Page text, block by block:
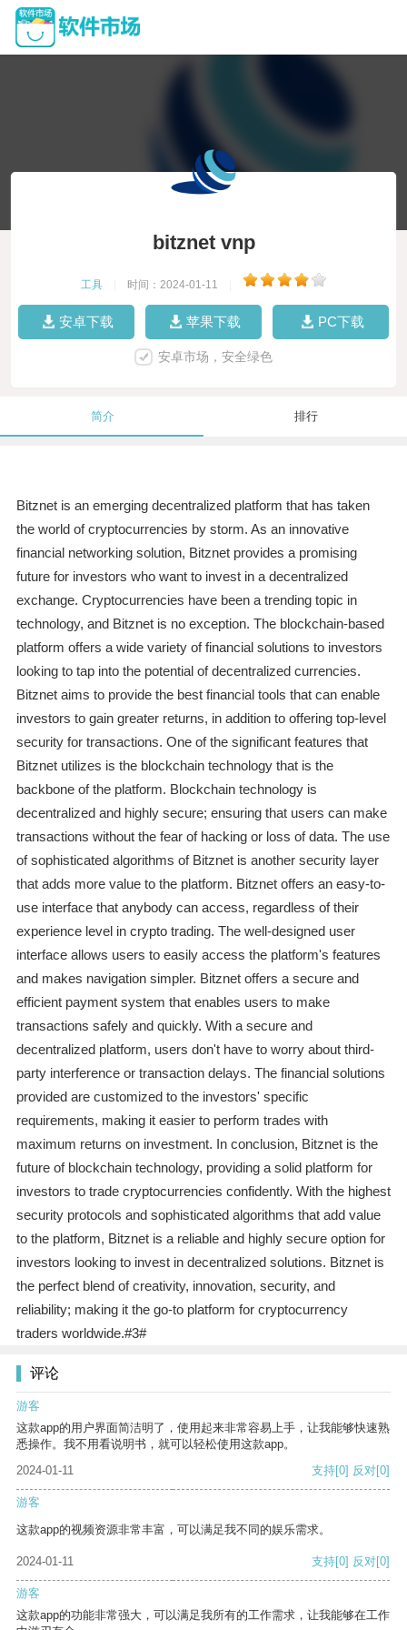
bitznet vnp
工具 时间：2024-01-11
安卓下载 苹果下载 PC下载
安卓市场，安全绿色
简介 排行
Bitznet is an emerging decentralized platform that has taken
the world of cryptocurrencies by storm. As an innovative
financial networking solution, Bitznet provides a promising
future for investors who want to invest in a decentralized
exchange. Cryptocurrencies have been a trending topic in
technology, and Bitznet is no exception. The blockchain-based
platform offers a wide variety of financial solutions to investors
looking to tap into the potential of decentralized currencies.
Bitznet aims to provide the best financial tools that can enable
investors to gain greater returns, in addition to offering top-level
security for transactions. One of the significant features that
Bitznet utilizes is the blockchain technology that is the
backbone of the platform. Blockchain technology is
decentralized and highly secure; ensuring that users can make
transactions without the fear of hacking or loss of data. The use
of sophisticated algorithms of Bitznet is another security layer
that adds more value to the platform. Bitznet offers an easy-to-
use interface that anybody can access, regardless of their
experience level in crypto trading. The well-designed user
interface allows users to easily access the platform's features
and makes navigation simpler. Bitznet offers a secure and
efficient payment system that enables users to make
transactions safely and quickly. With a secure and
decentralized platform, users don't have to worry about third-
party interference or transaction delays. The financial solutions
provided are customized to the investors' specific
requirements, making it easier to perform trades with
maximum returns on investment. In conclusion, Bitznet is the
future of blockchain technology, providing a solid platform for
investors to trade cryptocurrencies confidently. With the highest
security protocols and sophisticated algorithms that add value
to the platform, Bitznet is a reliable and highly secure option for
investors looking to invest in decentralized solutions. Bitznet is
the perfect blend of creativity, innovation, security, and
reliability; making it the go-to platform for cryptocurrency
traders worldwide.#3#
评论
游客
这款app的用户界面简洁明了，使用起来非常容易上手，让我能够快速熟
悉操作。我不用看说明书，就可以轻松使用这款app。
2024-01-11
支持[0] 反对[0]
游客
这款app的视频资源非常丰富，可以满足我不同的娱乐需求。
2024-01-11 支持[0] 反对[0]
游客
这款app的功能非常强大，可以满足我所有的工作需求，让我能够在工作